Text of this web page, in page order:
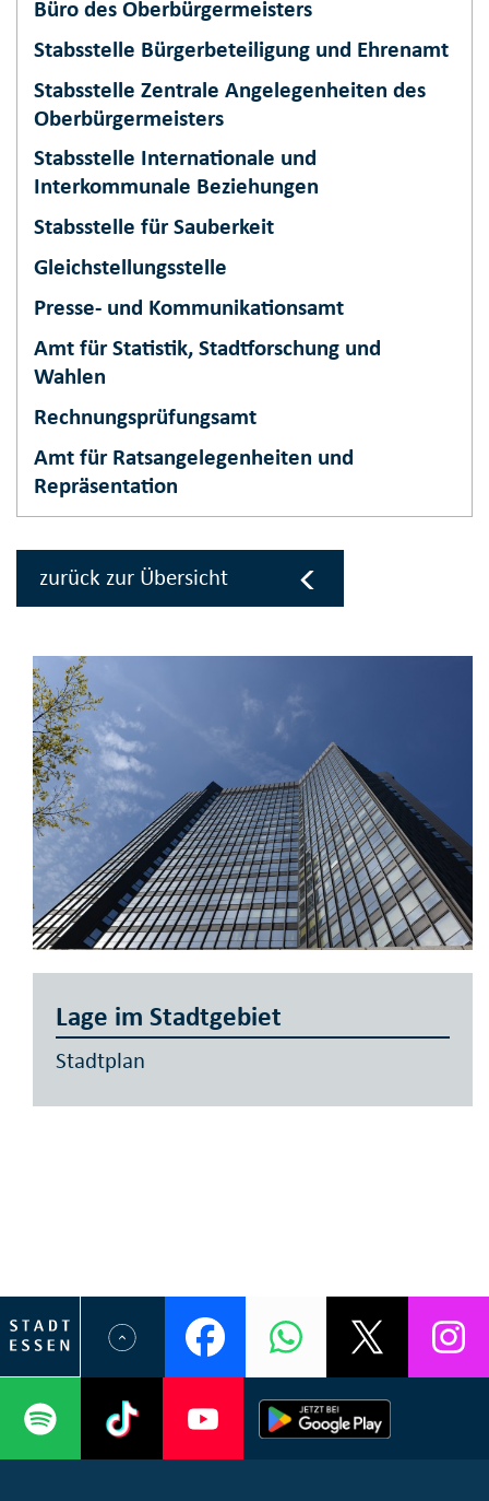
Büro des Oberbürgermeisters
Stabsstelle Bürgerbeteiligung und Ehrenamt
Stabsstelle Zentrale Angelegenheiten des
Oberbürgermeisters
Stabsstelle Internationale und
Interkommunale Beziehungen
Stabsstelle für Sauberkeit
Gleichstellungsstelle
Presse- und Kommunikationsamt
Amt für Statistik, Stadtforschung und
Wahlen
Rechnungsprüfungsamt
Amt für Ratsangelegenheiten und
Repräsentation
zurück zur Übersicht
Lage im Stadtgebiet
Stadtplan